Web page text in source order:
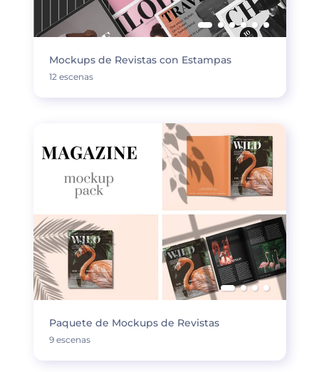
Mockups de Revistas con Estampas
12 escenas
Paquete de Mockups de Revistas
9 escenas